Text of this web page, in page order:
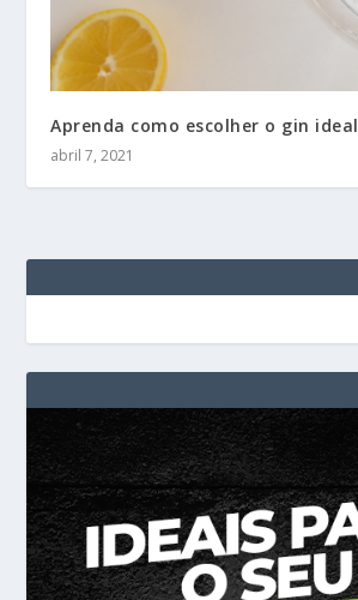
Aprenda como escolher o gin ideal
abril 7, 2021